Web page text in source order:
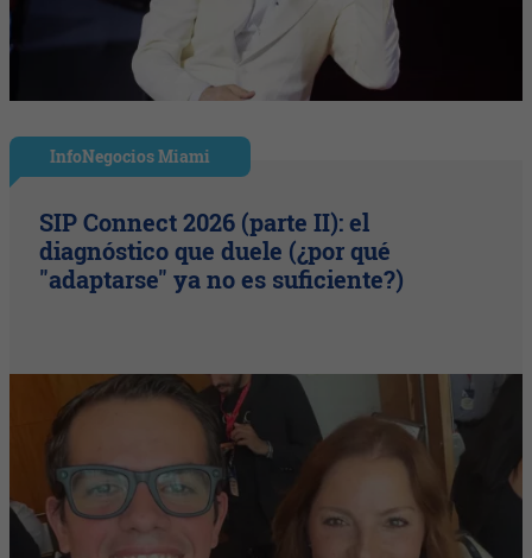
InfoNegocios Miami
SIP Connect 2026 (parte II): el
diagnóstico que duele (¿por qué
"adaptarse" ya no es suficiente?)